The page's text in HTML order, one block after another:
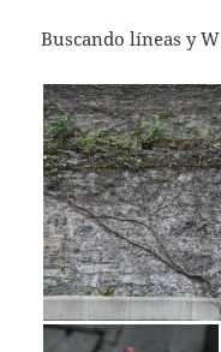
Buscando líneas y W